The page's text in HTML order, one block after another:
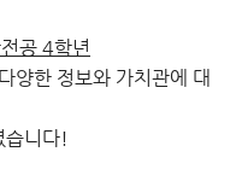
공 4학년
양한 정보와 가치관에 대
습니다!